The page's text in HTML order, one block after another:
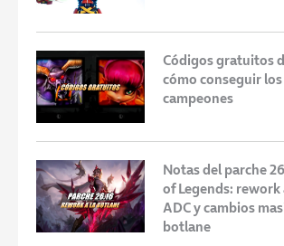
Códigos gratuitos
cómo conseguir
campeones
Notas del parche
of Legends: rework
ADC y cambios
botlane